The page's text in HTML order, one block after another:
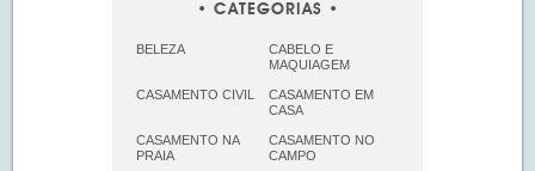
CATEGORIAS
BELEZA
CABELO E
MAQUIAGEM
CASAMENTO CIVIL
CASAMENTO EM
CASA
CASAMENTO NA
PRAIA
CASAMENTO NO
CAMPO